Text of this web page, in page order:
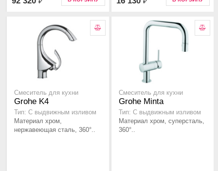
Смеситель для кухни
Grohe K4
Тип: С выдвижным изливом
Материал хром,
нержавеющая сталь, 360°..
Смеситель для кухни
Grohe Minta
Тип: С выдвижным изливом
Материал хром, суперсталь,
360°..